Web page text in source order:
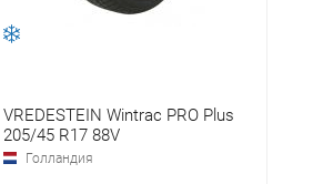
VREDESTEIN Wintrac PRO Plus
205/45 R17 88V
Голландия